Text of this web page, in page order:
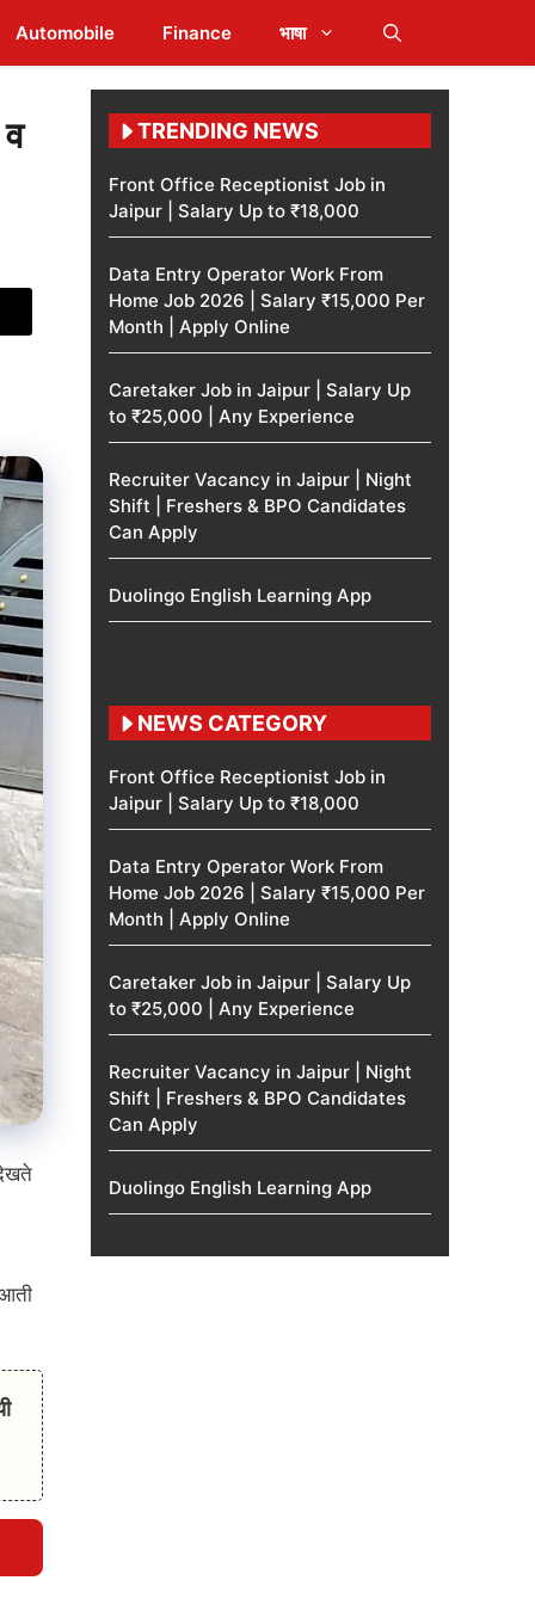
Automobile Finance भाषा
TRENDING NEWS
Front Office Receptionist Job in
Jaipur | Salary Up to ₹18,000
Data Entry Operator Work From
Home Job 2026 | Salary ₹15,000 Per
Month | Apply Online
Caretaker Job in Jaipur | Salary Up
to ₹25,000 | Any Experience
Recruiter Vacancy in Jaipur | Night
Shift | Freshers & BPO Candidates
Can Apply
Duolingo English Learning App
NEWS CATEGORY
Front Office Receptionist Job in
Jaipur | Salary Up to ₹18,000
Data Entry Operator Work From
Home Job 2026 | Salary ₹15,000 Per
Month | Apply Online
Caretaker Job in Jaipur | Salary Up
to ₹25,000 | Any Experience
Recruiter Vacancy in Jaipur | Night
Shift | Freshers & BPO Candidates
Can Apply
Duolingo English Learning App